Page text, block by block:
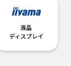
液晶
ディスプレイ